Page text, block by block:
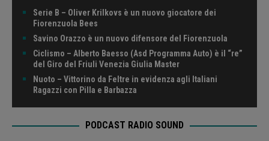
Serie B – Oliver Krilkovs è un nuovo giocatore dei
Fiorenzuola Bees
Savino Orazzo è un nuovo difensore del Fiorenzuola
Ciclismo – Alberto Baesso (Asd Programma Auto) è il “re”
del Giro del Friuli Venezia Giulia Master
Nuoto – Vittorino da Feltre in evidenza agli Italiani
Ragazzi con Pilla e Barbazza
PODCAST RADIO SOUND